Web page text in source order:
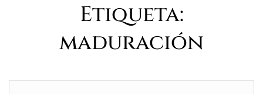
Etiqueta:
maduración